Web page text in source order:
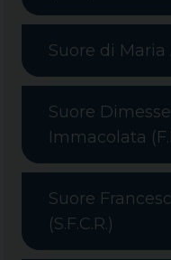
Suore di Maria
Suore
Immacolata
Suore
(S.F.C.R.)